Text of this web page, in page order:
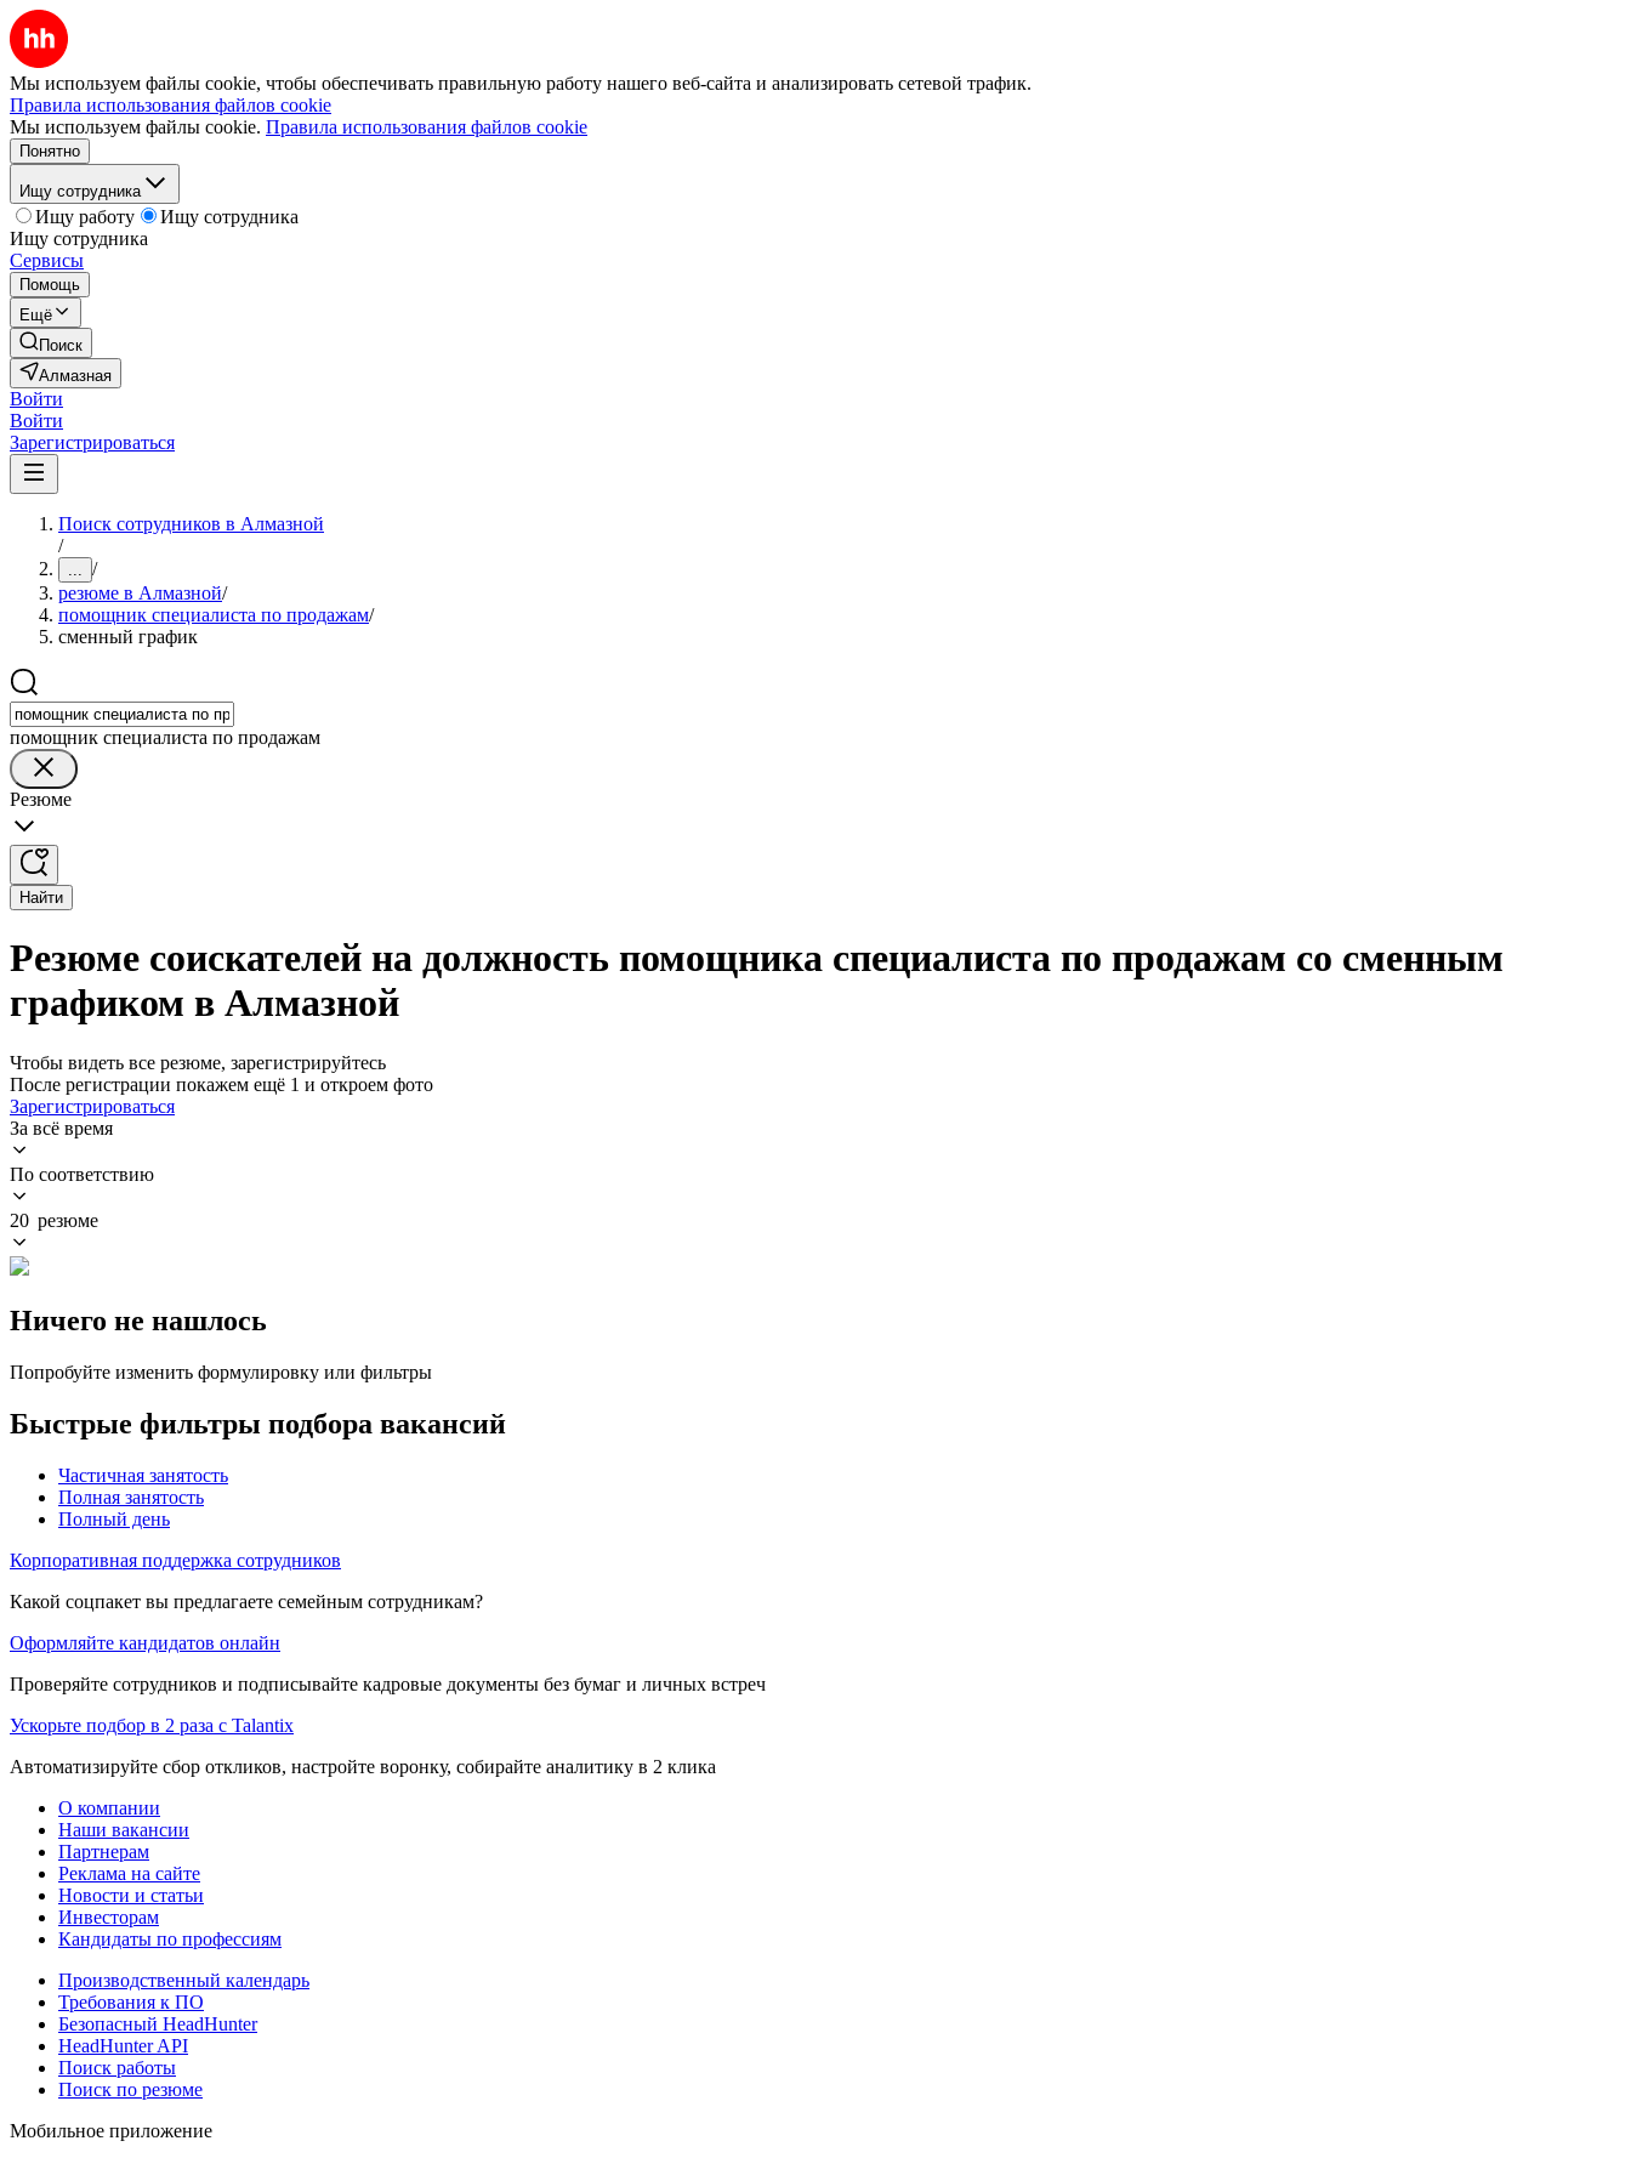
Мы используем файлы cookie, чтобы обеспечивать правильную работу нашего веб-сайта и анализировать сетевой трафик.
Правила использования файлов cookie
Мы используем файлы cookie. Правила использования файлов cookie
Понятно
Ищу сотрудника
Ищу работу
Ищу сотрудника
Ищу сотрудника
Сервисы
Помощь
Ещё
Поиск
Алмазная
Войти
Войти
Зарегистрироваться
Поиск сотрудников в Алмазной
/
... /
резюме в Алмазной/
помощник специалиста по продажам/
сменный график
помощник специалиста по продажам
Резюме
Найти
Резюме соискателей на должность помощника специалиста по продажам со сменным
графиком в Алмазной
Чтобы видеть все резюме, зарегистрируйтесь
После регистрации покажем ещё 1 и откроем фото
Зарегистрироваться
За всё время
По соответствию
20 резюме
Ничего не нашлось
Попробуйте изменить формулировку или фильтры
Быстрые фильтры подбора вакансий
Частичная занятость
Полная занятость
Полный день
Корпоративная поддержка сотрудников
Какой соцпакет вы предлагаете семейным сотрудникам?
Оформляйте кандидатов онлайн
Проверяйте сотрудников и подписывайте кадровые документы без бумаг и личных встреч
Ускорьте подбор в 2 раза с Talantix
Автоматизируйте сбор откликов, настройте воронку, собирайте аналитику в 2 клика
О компании
Наши вакансии
Партнерам
Реклама на сайте
Новости и статьи
Инвесторам
Кандидаты по профессиям
Производственный календарь
Требования к ПО
Безопасный HeadHunter
HeadHunter API
Поиск работы
Поиск по резюме
Мобильное приложение